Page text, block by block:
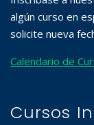
algún curso en
solicite nueva
Calendario de
Cursos